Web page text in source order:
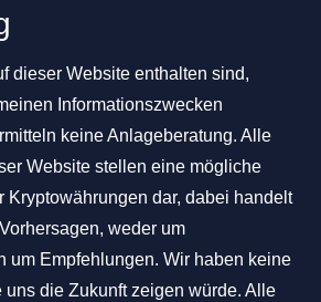
dieser Website enthalten sind,
Informationszwecken
keine Anlageberatung. Alle
Website stellen eine mögliche
Kryptowährungen dar, dabei handelt
weder um
um Empfehlungen. Wir haben keine
die Zukunft zeigen würde. Alle